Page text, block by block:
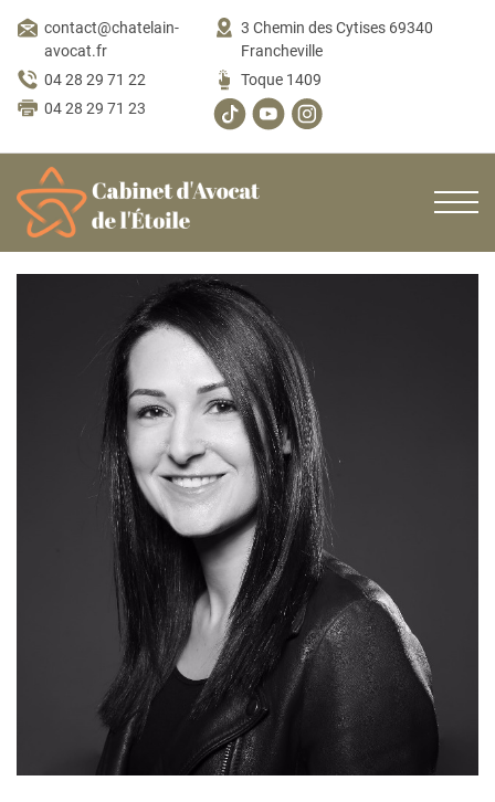
contact@chatelain-
avocat.fr
04 28 29 71 22
04 28 29 71 23
3 Chemin des Cytises 69340
Francheville
Toque 1409